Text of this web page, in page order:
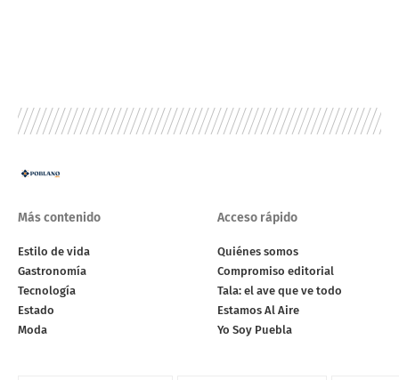
Más contenido
Estilo de vida
Gastronomía
Tecnología
Estado
Moda
Acceso rápido
Quiénes somos
Compromiso editorial
Tala: el ave que ve todo
Estamos Al Aire
Yo Soy Puebla